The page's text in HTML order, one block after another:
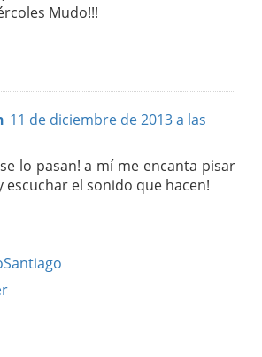
Mudo!!!
11 de diciembre de 2013 a las
lo pasan! a mí me encanta pisar
escuchar el sonido que hacen!